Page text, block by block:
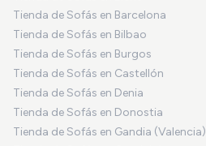
Tienda de Sofás en Barcelona
Tienda de Sofás en Bilbao
Tienda de Sofás en Burgos
Tienda de Sofás en Castellón
Tienda de Sofás en Denia
Tienda de Sofás en Donostia
Tienda de Sofás en Gandia (Valencia)